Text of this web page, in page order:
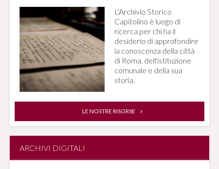
L'Archivio Storico
Capitolino è luogo di
ricerca per chi ha il
desiderio di approfondire
la conoscenza della città
di Roma, dell'istituzione
comunale e della sua
storia.
LE NOSTRE RISORSE
ARCHIVI DIGITALI